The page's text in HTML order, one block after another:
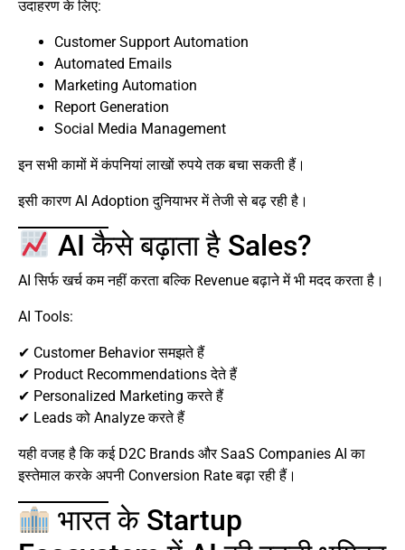
उदाहरण के लिए:
Customer Support Automation
Automated Emails
Marketing Automation
Report Generation
Social Media Management
इन सभी कामों में कंपनियां लाखों रुपये तक बचा सकती हैं।
इसी कारण AI Adoption दुनियाभर में तेजी से बढ़ रही है।
AI कैसे बढ़ाता है Sales?
AI सिर्फ खर्च कम नहीं करता बल्कि Revenue बढ़ाने में भी मदद करता है।
AI Tools:
✔ Customer Behavior समझते हैं
✔ Product Recommendations देते हैं
✔ Personalized Marketing करते हैं
✔ Leads को Analyze करते हैं
यही वजह है कि कई D2C Brands और SaaS Companies AI का
इस्तेमाल करके अपनी Conversion Rate बढ़ा रही हैं।
भारत के Startup